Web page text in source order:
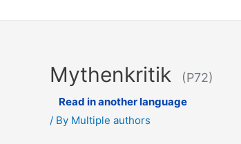
Mythenkritik (P72)
Read in another language
/ By Multiple authors